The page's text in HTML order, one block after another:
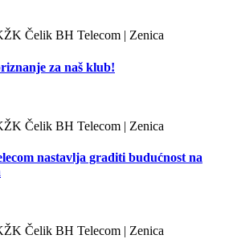
Čelik BH Telecom | Zenica
za naš klub!
Čelik BH Telecom | Zenica
nastavlja graditi budućnost na
Čelik BH Telecom | Zenica